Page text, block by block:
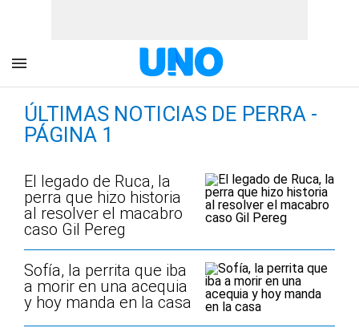
ÚLTIMAS NOTICIAS DE PERRA -
PÁGINA 1
El legado de Ruca, la
perra que hizo historia
al resolver el macabro
caso Gil Pereg
Sofía, la perrita que iba
a morir en una acequia
y hoy manda en la casa